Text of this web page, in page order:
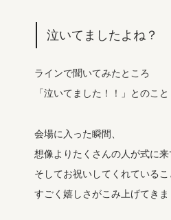
泣いてましたよね？
ラインで聞いてみたところ
「泣いてました！！」とのこと
会場に入った瞬間、
想像よりたくさんの人が式に来
そしてお祝いしてくれているこ
すごく嬉しさがこみ上げてきま